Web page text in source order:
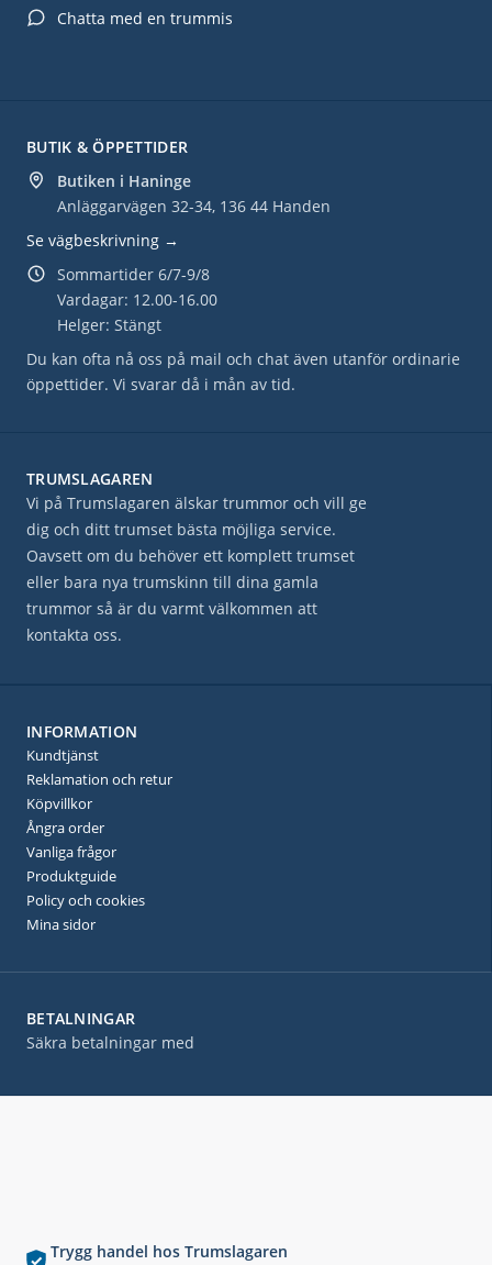
Trygg handel hos Trumslagaren
BUTIK & ÖPPETTIDER
Butiken i Haninge
Anläggarvägen 32-34, 136 44 Handen
Se vägbeskrivning →
Sommartider 6/7-9/8
Vardagar: 12.00-16.00
Helger: Stängt
Du kan ofta nå oss på mail och chat även utanför ordinarie
öppettider. Vi svarar då i mån av tid.
BETALNINGAR
Säkra betalningar med
Chatta med en trummis
TRUMSLAGAREN
Vi på Trumslagaren älskar trummor och vill ge
dig och ditt trumset bästa möjliga service.
Oavsett om du behöver ett komplett trumset
eller bara nya trumskinn till dina gamla
trummor så är du varmt välkommen att
kontakta oss.
INFORMATION
Kundtjänst
Reklamation och retur
Köpvillkor
Ångra order
Vanliga frågor
Produktguide
Policy och cookies
Mina sidor